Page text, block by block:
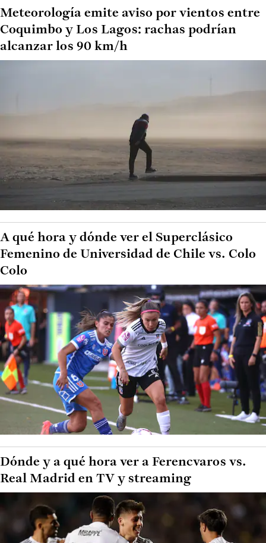
Meteorología emite aviso por vientos entre
Coquimbo y Los Lagos: rachas podrían
alcanzar los 90 km/h
A qué hora y dónde ver el Superclásico
Femenino de Universidad de Chile vs. Colo
Colo
Dónde y a qué hora ver a Ferencvaros vs.
Real Madrid en TV y streaming